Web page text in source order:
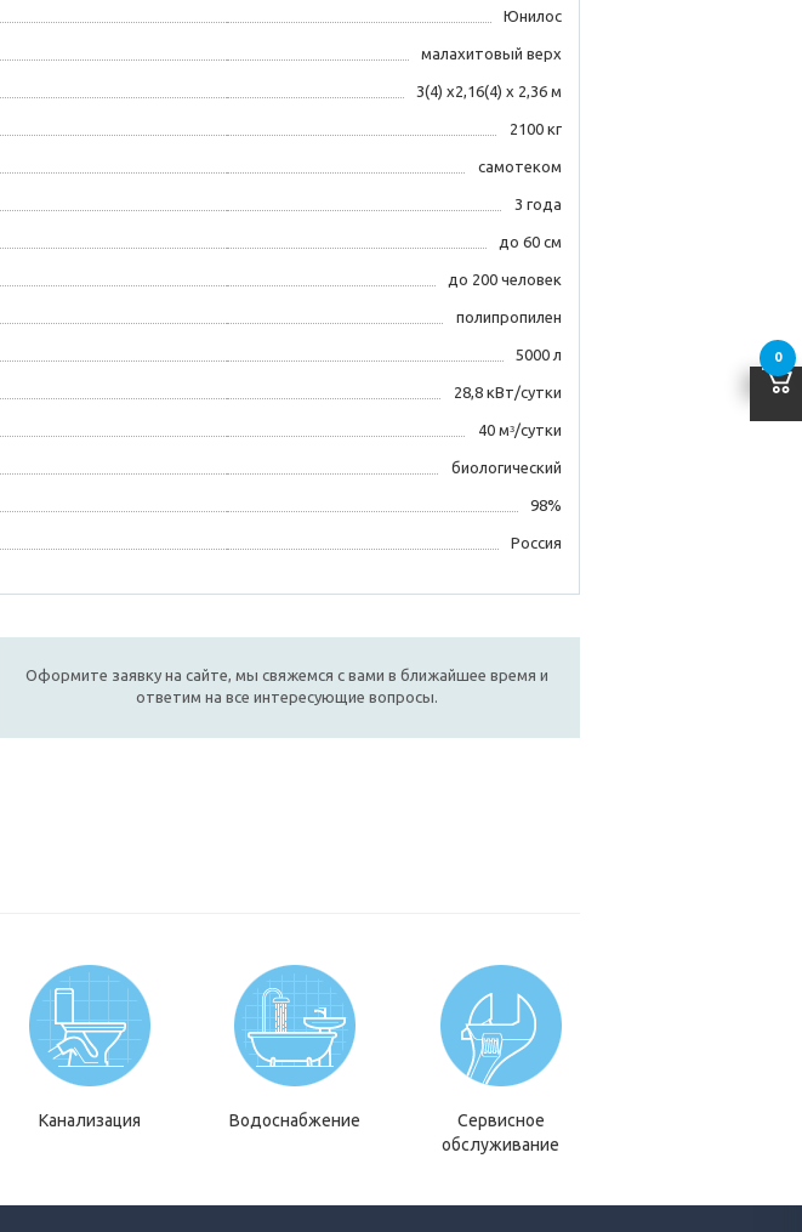
Юнилос
малахитовый верх
3(4) x2,16(4) x 2,36 м
2100 кг
самотеком
3 года
до 60 см
до 200 человек
полипропилен
5000 л
28,8 кВт/сутки
40 мᶟ/сутки
биологический
98%
Россия
Оформите заявку на сайте, мы свяжемся с вами в ближайшее время и
ответим на все интересующие вопросы.
Канализация Водоснабжение
Сервисное
обслуживание
0